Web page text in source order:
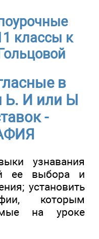
классы к
в
Ь. И или Ы
-
узнавания
ее выбора и
установить
которым
на уроке